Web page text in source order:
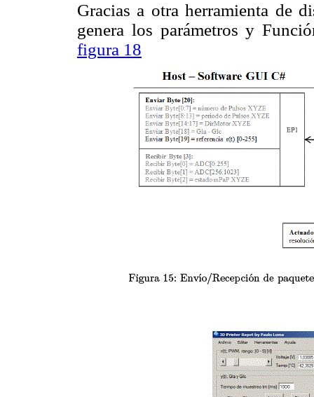
Gracias a otra herramienta de
genera los parámetros y
figura 18